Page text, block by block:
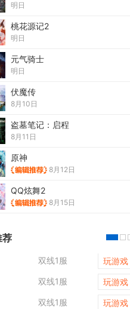
明日
桃花源记2
明日
元气骑士
明日
伏魔传
8月10日
盗墓笔记：启程
8月11日
原神
8月12日
QQ炫舞2
8月15日
荐
双线1服
玩游戏
双线1服
玩游戏
双线1服
玩游戏